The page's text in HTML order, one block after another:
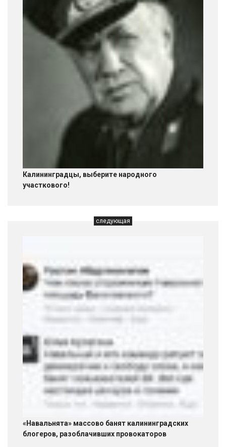
Калининградцы, выберите народного
участкового!
следующая
«Навальнята» массово банят калининградских
блогеров, разоблачивших провокаторов